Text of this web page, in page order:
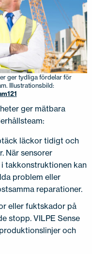
ger tydliga fördelar för
Illustrationsbild:
ger mätbara
läckor tidigt och
När sensorer
takkonstruktionen kan
problem eller
reparationer.
eller fuktskador på
stopp. VILPE Sense
och